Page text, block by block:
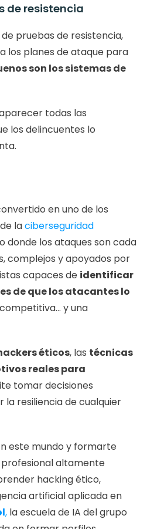
de resistencia
pruebas de resistencia,
los planes de ataque para
son los sistemas de
todas las
los delincuentes lo
en uno de los
la ciberseguridad
donde los ataques son cada
complejos y apoyados por
capaces de identificar
de que los atacantes lo
y una
éticos, las técnicas
reales para
tomar decisiones
resiliencia de cualquier
este mundo y formarte
altamente
hacking ético,
,